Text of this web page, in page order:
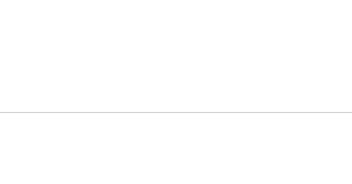
Opzionale
250€ (per